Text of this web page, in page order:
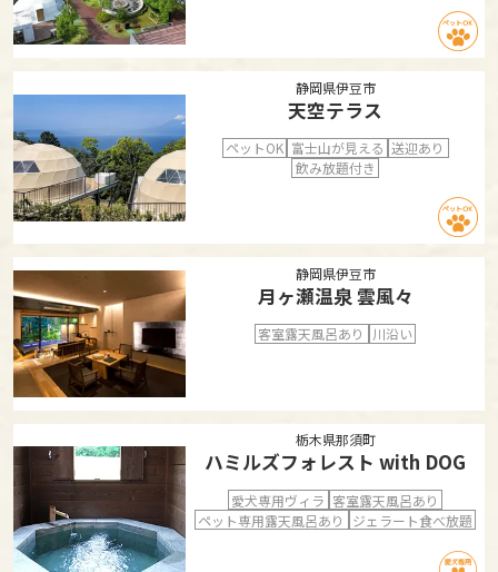
静岡県伊豆市
天空テラス
ペットOK 富士山が見える 送迎あり
飲み放題付き
静岡県伊豆市
月ヶ瀬温泉 雲風々
客室露天風呂あり 川沿い
栃木県那須町
ハミルズフォレスト with DOG
愛犬専用ヴィラ 客室露天風呂あり
ペット専用露天風呂あり
ジェラート食べ放題